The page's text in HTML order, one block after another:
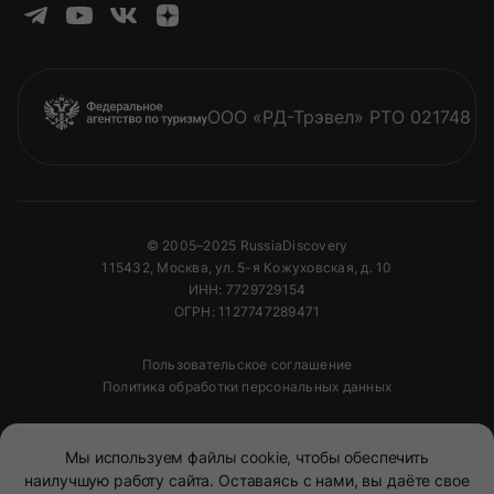
черепах, каждая из которых вполне могла
Из морских львов, весело снующих вокруг
контролирующих береговую линию, и по-
клоунски картинно вышагивающих
голубоногих олушей.
Из впитывающих тепло на солнечных
Из проворных крабов, будто раскрашенных
ООО «РД-Трэвел» РТО 021748
© 2005–2025 RussiaDiscovery
115432, Москва, ул. 5-я Кожуховская, д. 10
ИНН: 7729729154
ОГРН: 1127747289471
Пользовательское соглашение
Политика обработки персональных данных
текстов возможно только с указанием активной
ссылки на сайтRussiaDiscovery
Мы используем файлы cookie, чтобы обеспечить
наилучшую работу сайта. Оставаясь с нами, вы даёте свое